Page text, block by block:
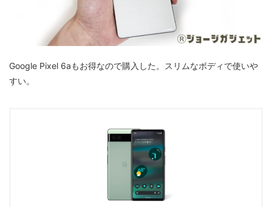
Google Pixel 6aもお得なので購入した。スリムなボディで使いや
すい。